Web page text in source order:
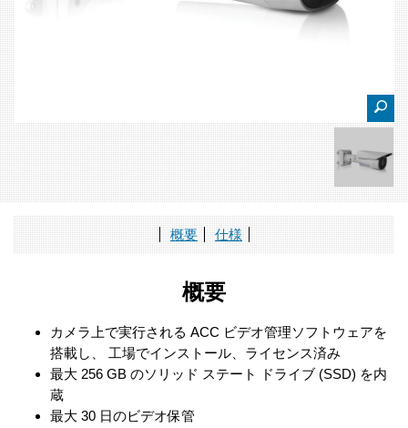
概要 仕様
概要
カメラ上で実行される ACC ビデオ管理ソフトウェアを
搭載し、 工場でインストール、ライセンス済み
最大 256 GB のソリッド ステート ドライブ (SSD) を内
蔵
最大 30 日のビデオ保管